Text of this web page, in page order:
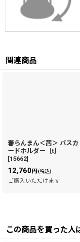
関連商品
春らんまん＜茜＞ パスカ
ードホルダー［t］
[15662]
12,760円(税込)
ご購入いただけます
この商品を買った人